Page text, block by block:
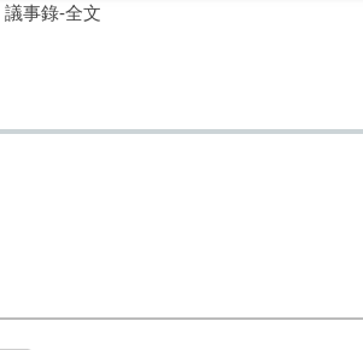
議事錄-全文